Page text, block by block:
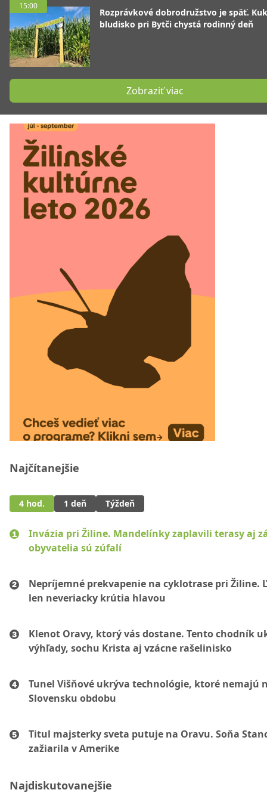
15:00
Rozprávkové dobrodružstvo je späť.
bludisko pri Bytči chystá rodinný deň
Zobraziť viac
Najčítanejšie
4 hod. 1 deň Týždeň
Invázia pri Žiline. Mandelínky zaplavili terasy aj
obyvatelia sú zúfalí
Nepríjemné prekvapenie na cyklotrase pri Žiline.
len neveriacky krútia hlavou
Klenot Oravy, ktorý vás dostane. Tento chodník
výhľady, sochu Krista aj vzácne rašelinisko
Tunel Višňové ukrýva technológie, ktoré nemajú
Slovensku obdobu
Titul majsterky sveta putuje na Oravu. Soňa
zažiarila v Amerike
Najdiskutovanejšie